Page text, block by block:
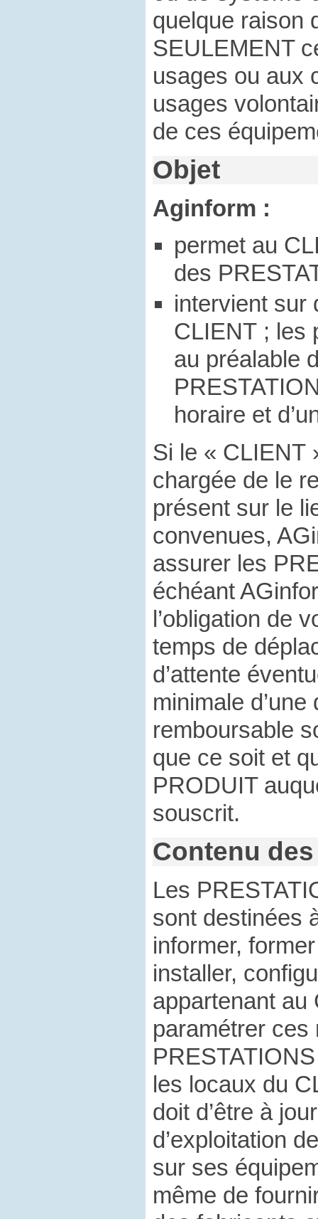
quelque raison
SEULEMENT
usages ou aux
usages
de ces
Objet
Aginform :
permet au
des
intervient sur
CLIENT ; les
au préalable
horaire et
Si le « CLIENT
chargée de le
présent sur le
convenues,
assurer les
échéant
l’obligation de
temps de
d’attente
minimale
remboursable
que ce soit et
PRODUIT
souscrit.
Contenu
Les
sont destinées
informer,
installer,
appartenant au
paramétrer ces
les locaux du
doit d’être à
d’exploitation
sur ses
même de